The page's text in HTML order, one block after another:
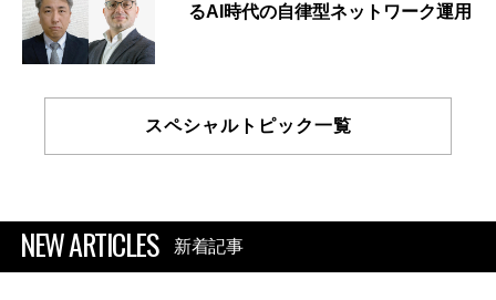
るAI時代の自律型ネットワーク運用
スペシャルトピック一覧
NEW ARTICLES 新着記事